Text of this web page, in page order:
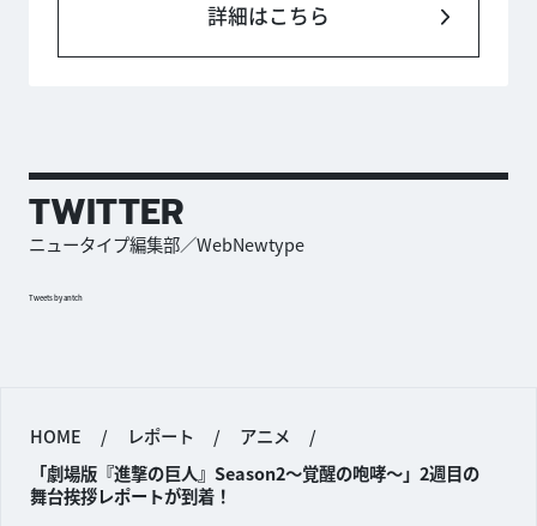
詳細はこちら
TWITTER
ニュータイプ編集部／WebNewtype
Tweets by antch
HOME / レポート / アニメ
/
「劇場版『進撃の巨人』Season2〜覚醒の咆哮〜」2週目の
舞台挨拶レポートが到着！